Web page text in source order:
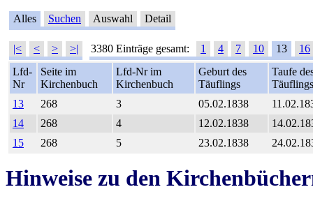
Alles Suchen Auswahl Detail
|< < > >| 3380 Einträge gesamt: 1 4 7 10 13
16
Lfd-
Nr
Seite im
Kirchenbuch
Lfd-Nr im
Kirchenbuch
Geburt des
Täuflings
Taufe
Täuflings
13
268 3 05.02.1838
14
268 4 12.02.1838
15
268 5 23.02.1838
Hinweise zu den